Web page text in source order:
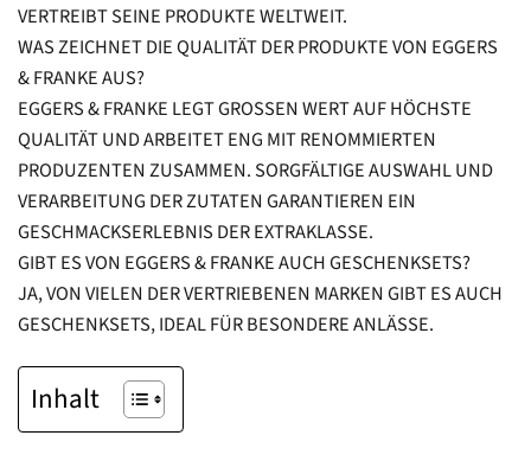
VERTREIBT SEINE PRODUKTE WELTWEIT.
WAS ZEICHNET DIE QUALITÄT DER PRODUKTE VON EGGERS
& FRANKE AUS?
EGGERS & FRANKE LEGT GROSSEN WERT AUF HÖCHSTE Q
UALITÄT UND ARBEITET ENG MIT RENOMMIERTEN P
RODUZENTEN ZUSAMMEN. SORGFÄLTIGE AUSWAHL UND V
ERARBEITUNG DER ZUTATEN GARANTIEREN EIN G
ESCHMACKSERLEBNIS DER EXTRAKLASSE.
GIBT ES VON EGGERS & FRANKE AUCH GESCHENKSETS?
JA, VON VIELEN DER VERTRIEBENEN MARKEN GIBT ES AUCH
GESCHENKSETS, IDEAL FÜR BESONDERE ANLÄSSE.
Inhalt